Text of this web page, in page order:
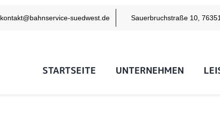
kontakt@bahnservice-suedwest.de Sauerbruchstraße 10,
STARTSEITE UNTERNEHMEN